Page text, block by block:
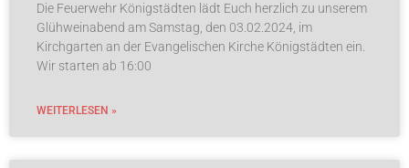
Die Feuerwehr Königstädten lädt Euch herzlich zu unserem
Glühweinabend am Samstag, den 03.02.2024, im
Kirchgarten an der Evangelischen Kirche Königstädten ein.
Wir starten ab 16:00
WEITERLESEN »